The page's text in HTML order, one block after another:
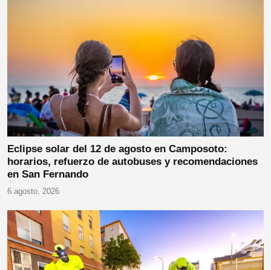
Eclipse solar del 12 de agosto en Camposoto:
horarios, refuerzo de autobuses y recomendaciones
en San Fernando
6 agosto, 2026